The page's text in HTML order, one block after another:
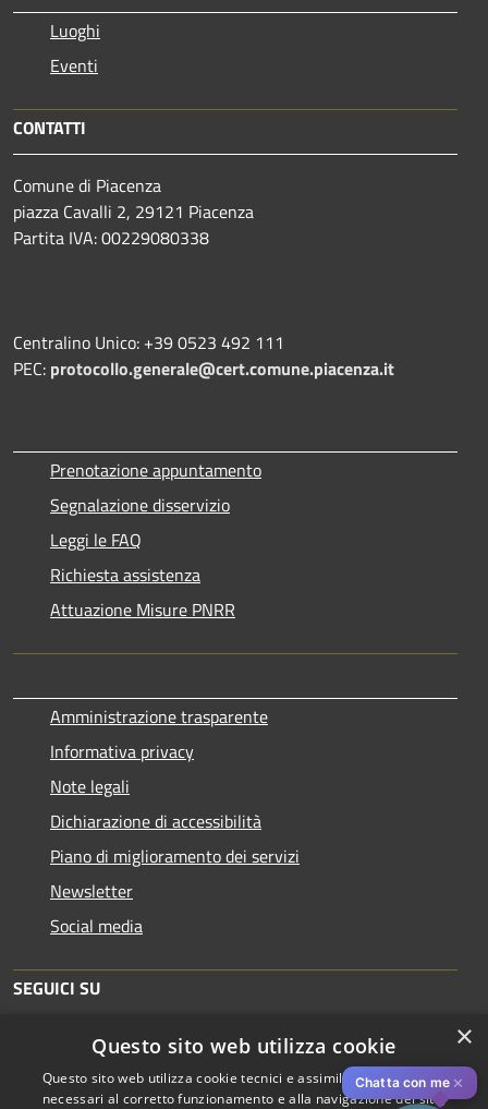
Luoghi
Eventi
CONTATTI
Comune di Piacenza
piazza Cavalli 2, 29121 Piacenza
Partita IVA: 00229080338
Centralino Unico: +39 0523 492 111
PEC: protocollo.generale@cert.comune.piacenza.it
Prenotazione appuntamento
Segnalazione disservizio
Leggi le FAQ
Richiesta assistenza
Attuazione Misure PNRR
Amministrazione trasparente
Informativa privacy
Note legali
Dichiarazione di accessibilità
Piano di miglioramento dei servizi
Newsletter
Social media
SEGUICI SU
Chatta con me ✕
×
Questo sito web utilizza cookie
Questo sito web utilizza cookie tecnici e assimilati strettamente
necessari al corretto funzionamento e alla navigazione del sito,